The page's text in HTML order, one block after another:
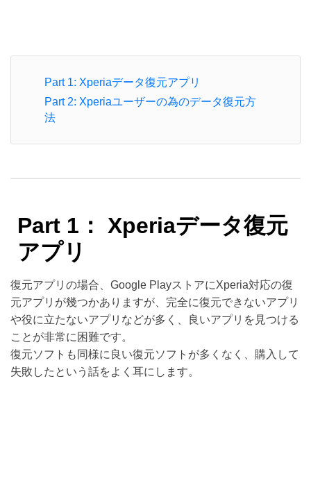
Part 1: Xperiaデータ復元アプリ
Part 2: Xperiaユーザーの為のデータ復元方
法
Part 1： Xperiaデータ復元
アプリ
復元アプリの場合、Google PlayストアにXperia対応の復
元アプリが幾つかありますが、完全に復元できないアプリ
や役に立たないアプリなどが多く、良いアプリを見つける
ことが非常に困難です。
復元ソフトも同様に良い復元ソフトが多くなく、購入して
失敗したという話をよく耳にします。